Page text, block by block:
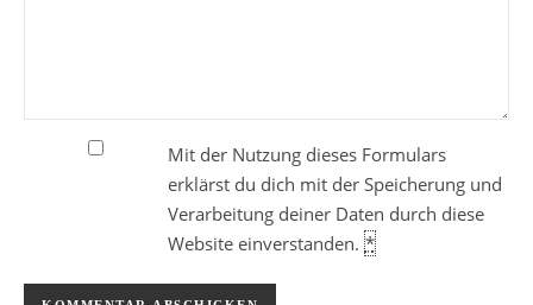
Mit der Nutzung dieses Formulars
erklärst du dich mit der Speicherung und
Verarbeitung deiner Daten durch diese
Website einverstanden. *